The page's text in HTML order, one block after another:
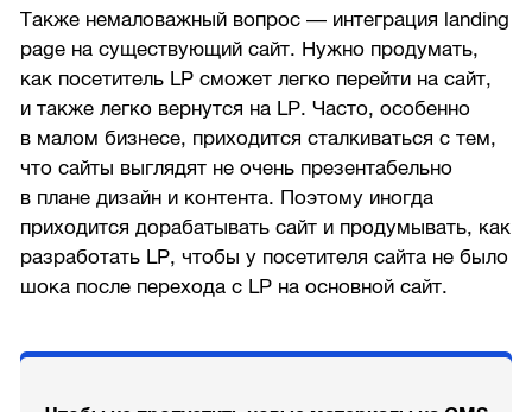
Также немаловажный вопрос — интеграция landing
page на существующий сайт. Нужно продумать,
как посетитель LP сможет легко перейти на сайт,
и также легко вернутся на LP. Часто, особенно
в малом бизнесе, приходится сталкиваться с тем,
что сайты выглядят не очень презентабельно
в плане дизайн и контента. Поэтому иногда
приходится дорабатывать сайт и продумывать, как
разработать LP, чтобы у посетителя сайта не было
шока после перехода с LP на основной сайт.